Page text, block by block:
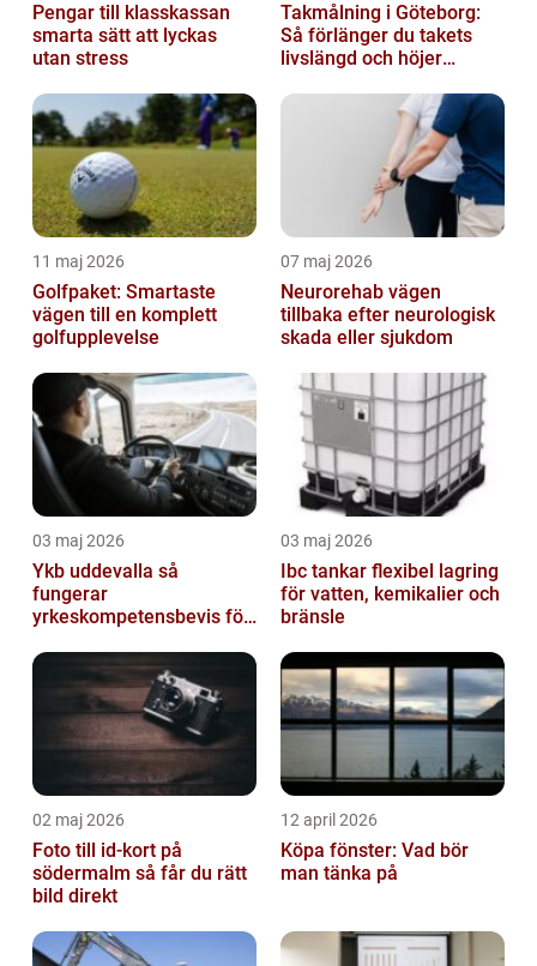
Pengar till klasskassan
smarta sätt att lyckas
utan stress
Takmålning i Göteborg:
Så förlänger du takets
livslängd och höjer
11 maj 2026
Golfpaket: Smartaste
vägen till en komplett
golfupplevelse
07 maj 2026
Neurorehab vägen
tillbaka efter neurologisk
skada eller sjukdom
03 maj 2026
Ykb uddevalla så
fungerar
yrkeskompetensbevis för
03 maj 2026
Ibc tankar flexibel lagring
för vatten, kemikalier och
bränsle
02 maj 2026
Foto till id-kort på
södermalm så får du rätt
bild direkt
12 april 2026
Köpa fönster: Vad bör
man tänka på